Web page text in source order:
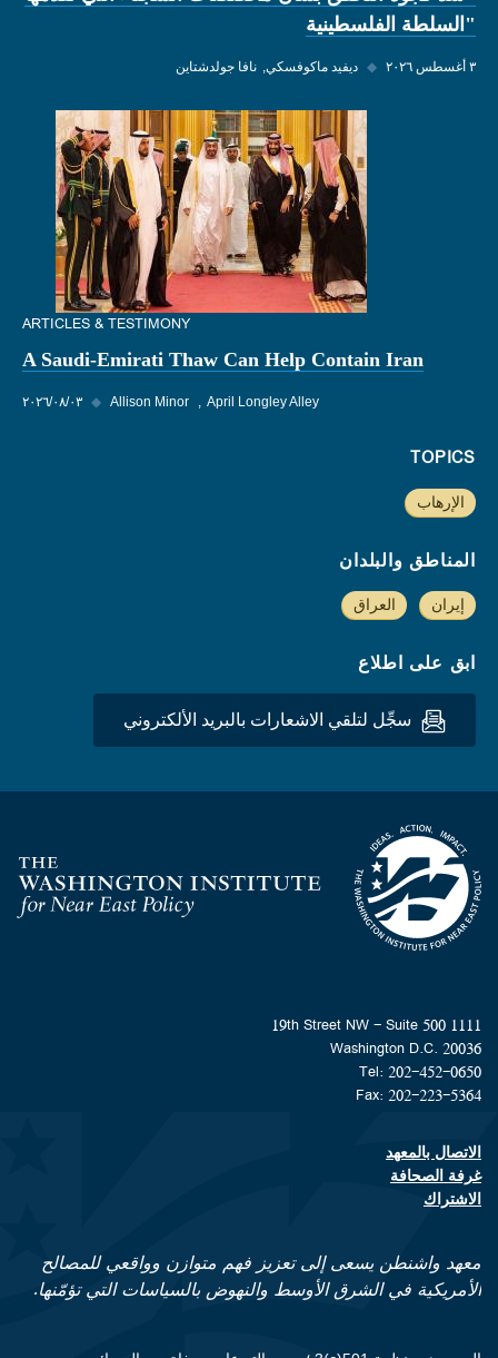
"السلطة الفلسطينية
٣ أغسطس ٢٠٢٦ ◆ ديفيد ماكوفسكي نافا جولدشتاين
ARTICLES & TESTIMONY
A Saudi-Emirati Thaw Can Help Contain Iran
٠٣‏/٠٨‏/٢٠٢٦ ◆ Allison Minor April Longley Alley
TOPICS
الإرهاب
المناطق والبلدان
إيران العراق
ابق على اطلاع
سجِّل لتلقي الاشعارات بالبريد الألكتروني
Homepage
1111 19th Street NW - Suite 500
Washington D.C. 20036
Tel: 202-452-0650
Fax: 202-223-5364
Footer contact links
الاتصال بالمعهد
غرفة الصحافة
الاشتراك
معهد واشنطن يسعى إلى تعزيز فهم متوازن وواقعي للمصالح
الأمريكية في الشرق الأوسط والنهوض بالسياسات التي تؤمّنها.